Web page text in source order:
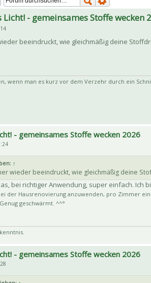
Licht! - gemeinsames Stoffe wecken
beeindruckt, wie gleichmäßig deine
wenn man es kurz vor dem Verzehr durch ein
- gemeinsames Stoffe wecken 2026
↑
wieder beeindruckt, wie gleichmäßig deine
bei richtiger Anwendung, super einfach. Ich
der Hausrenovierung anzuwenden, pro Zimmer
geschwärmt. ^^°
- gemeinsames Stoffe wecken 2026